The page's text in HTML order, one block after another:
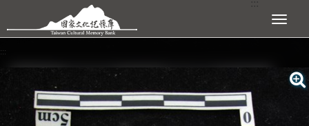
跳到主要內容區塊 展開選單
:::